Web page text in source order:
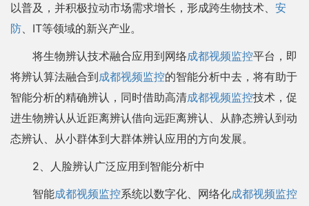
以普及，并积极拉动市场需求增长，形成跨生物技术、 安
防、IT等领域的新兴产业。
将生物辨认技术融合应用到网络成都视频监控平台，即
将辨认算法融合到成都视频监控的智能分析中去，将有助于
智能分析的精确辨认，同时借助高清成都视频监控技术，促
进生物辨认从近距离辨认借向远距离辨认、从静态辨认到动
态辨认、从小群体到大群体辨认应用的方向发展。
2、人脸辨认广泛应用到智能分析中
智能成都视频监控系统以数字化、网络化成都视频监控